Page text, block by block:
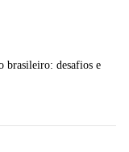
brasileiro: desafios e